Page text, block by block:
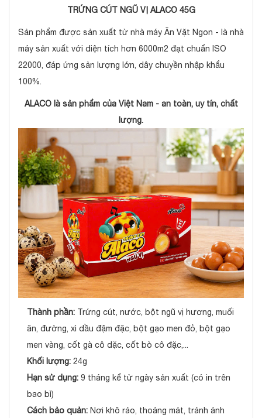
TRỨNG CÚT NGŨ VỊ ALACO 45G
Sản phẩm được sản xuất từ nhà máy Ăn Vặt Ngon - là nhà
máy sản xuất với diện tích hơn 6000m2 đạt chuẩn ISO
22000, đáp ứng sản lượng lớn, dây chuyền nhập khẩu
100%.
ALACO là sản phẩm của Việt Nam - an toàn, uy tín, chất
lượng.
Thành phần: Trứng cút, nước, bột ngũ vị hương, muối
ăn, đường, xì dầu đậm đặc, bột gạo men đỏ, bột gạo
men vàng, cốt gà cô dặc, cốt bò cô đặc,...
Khối lượng: 24g
Hạn sử dụng: 9 tháng kể từ ngày sản xuất (có in trên
bao bì)
Cách bảo quản: Nơi khô ráo, thoáng mát, tránh ánh